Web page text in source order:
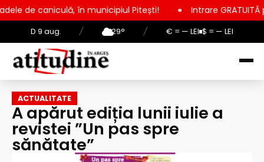
D 9 aug. / 29° / € = — LEI $ = — LEI
în municipiul Pitești! Intrare GRATUITĂ pentru copii,
ACTUALITATE
A apărut ediția lunii iulie a
revistei ”Un pas spre
sănătate”